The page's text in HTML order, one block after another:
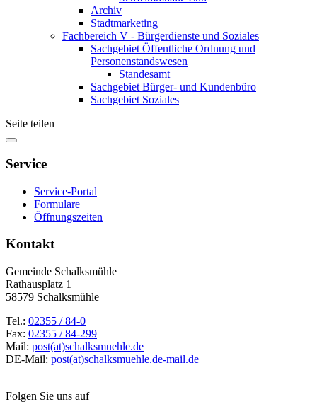
Archiv
Stadtmarketing
Fachbereich V - Bürgerdienste und Soziales
Sachgebiet Öffentliche Ordnung und
Personenstandswesen
Standesamt
Sachgebiet Bürger- und Kundenbüro
Sachgebiet Soziales
Seite teilen
Service
Service-Portal
Formulare
Öffnungszeiten
Kontakt
Gemeinde Schalksmühle
Rathausplatz 1
58579 Schalksmühle
Tel.: 02355 / 84-0
Fax: 02355 / 84-299
Mail: post(at)schalksmuehle.de
DE-Mail: post(at)schalksmuehle.de-mail.de
Folgen Sie uns auf